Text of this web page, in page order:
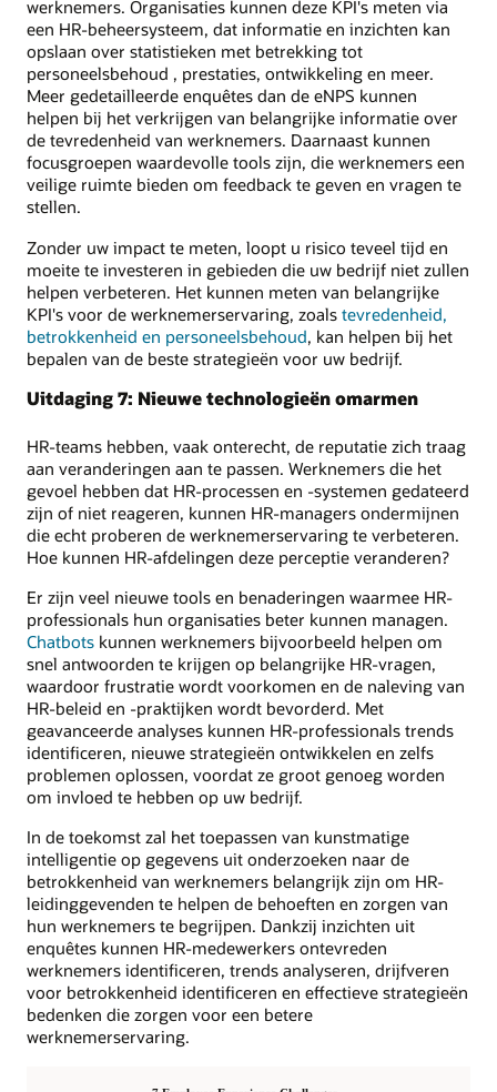
werknemers. Organisaties kunnen deze KPI's meten via
een HR-beheersysteem, dat informatie en inzichten kan
opslaan over statistieken met betrekking tot
personeelsbehoud , prestaties, ontwikkeling en meer.
Meer gedetailleerde enquêtes dan de eNPS kunnen
helpen bij het verkrijgen van belangrijke informatie over
de tevredenheid van werknemers. Daarnaast kunnen
focusgroepen waardevolle tools zijn, die werknemers een
veilige ruimte bieden om feedback te geven en vragen te
stellen.
Zonder uw impact te meten, loopt u risico teveel tijd en
moeite te investeren in gebieden die uw bedrijf niet zullen
helpen verbeteren. Het kunnen meten van belangrijke
KPI's voor de werknemerservaring, zoals tevredenheid,
betrokkenheid en personeelsbehoud, kan helpen bij het
bepalen van de beste strategieën voor uw bedrijf.
Uitdaging 7: Nieuwe technologieën omarmen
HR-teams hebben, vaak onterecht, de reputatie zich traag
aan veranderingen aan te passen. Werknemers die het
gevoel hebben dat HR-processen en -systemen gedateerd
zijn of niet reageren, kunnen HR-managers ondermijnen
die echt proberen de werknemerservaring te verbeteren.
Hoe kunnen HR-afdelingen deze perceptie veranderen?
Er zijn veel nieuwe tools en benaderingen waarmee HR-
professionals hun organisaties beter kunnen managen.
Chatbots kunnen werknemers bijvoorbeeld helpen om
snel antwoorden te krijgen op belangrijke HR-vragen,
waardoor frustratie wordt voorkomen en de naleving van
HR-beleid en -praktijken wordt bevorderd. Met
geavanceerde analyses kunnen HR-professionals trends
identificeren, nieuwe strategieën ontwikkelen en zelfs
problemen oplossen, voordat ze groot genoeg worden
om invloed te hebben op uw bedrijf.
In de toekomst zal het toepassen van kunstmatige
intelligentie op gegevens uit onderzoeken naar de
betrokkenheid van werknemers belangrijk zijn om HR-
leidinggevenden te helpen de behoeften en zorgen van
hun werknemers te begrijpen. Dankzij inzichten uit
enquêtes kunnen HR-medewerkers ontevreden
werknemers identificeren, trends analyseren, drijfveren
voor betrokkenheid identificeren en effectieve strategieën
bedenken die zorgen voor een betere
werknemerservaring.